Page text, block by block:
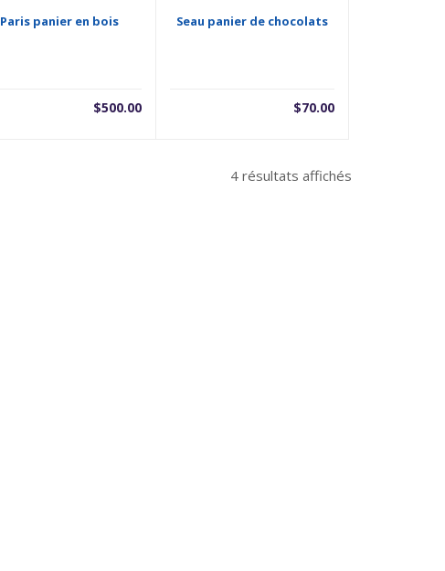
Paris panier en bois
$500.00
Seau panier de chocolats
$70.00
4 résultats affichés